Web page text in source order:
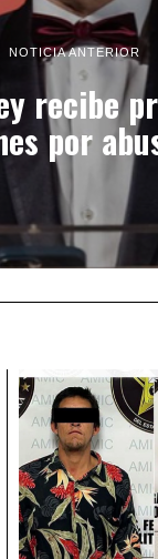
NOTICIA ANTERIOR
recibe
por